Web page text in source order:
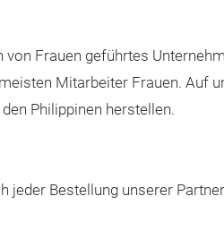
Frauen geführtes
Mitarbeiter Frauen. Auf
Philippinen herstellen.
jeder Bestellung unserer